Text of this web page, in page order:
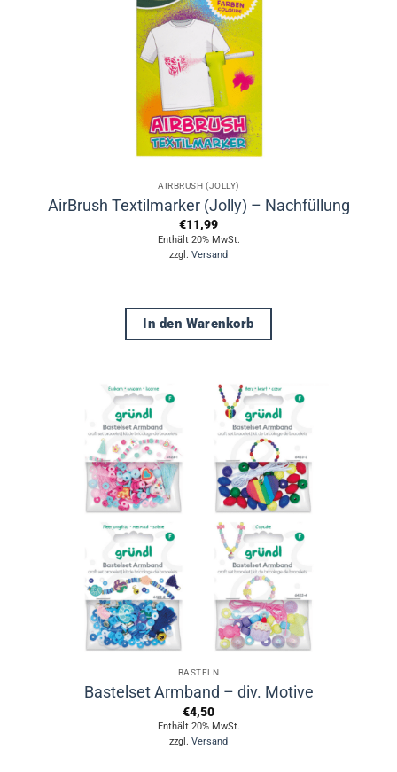
können
auf
der
Produktseite
gewählt
werden
AIRBRUSH (JOLLY)
AirBrush Textilmarker (Jolly) – Nachfüllung
€11,99
Enthält 20% MwSt.
zzgl. Versand
In den Warenkorb
BASTELN
Bastelset Armband – div. Motive
€4,50
Enthält 20% MwSt.
zzgl. Versand